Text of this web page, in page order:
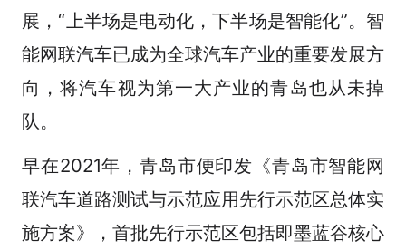
展，“上半场是电动化，下半场是智能化”。智
能网联汽车已成为全球汽车产业的重要发展方
向，将汽车视为第一大产业的青岛也从未掉
队。
早在2021年，青岛市便印发《青岛市智能网
联汽车道路测试与示范应用先行示范区总体实
施方案》，首批先行示范区包括即墨蓝谷核心